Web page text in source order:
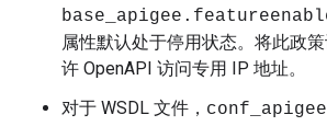
base_apigee.feature
属性默认处于停用状态。将此政
许 OpenAPI 访问专用 IP 地址。
对于 WSDL 文件，